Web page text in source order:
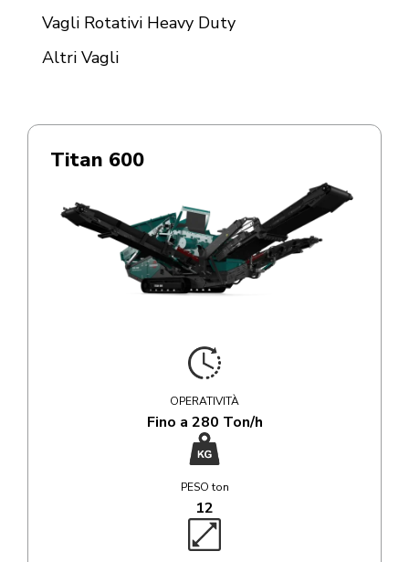
Vagli Rotativi Heavy Duty
Altri Vagli
Titan 600
OPERATIVITÀ
Fino a 280 Ton/h
PESO ton
12